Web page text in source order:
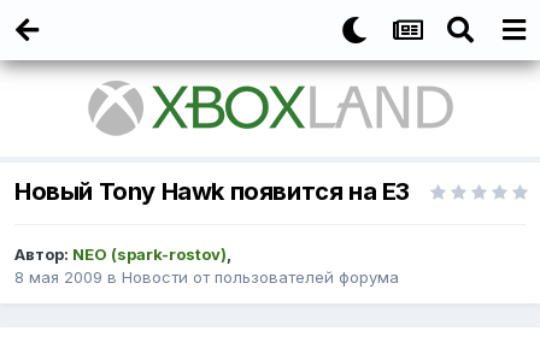
Новый Tony Hawk появится на E3
Автор: NEO (spark-rostov),
8 мая 2009 в Новости от пользователей форума